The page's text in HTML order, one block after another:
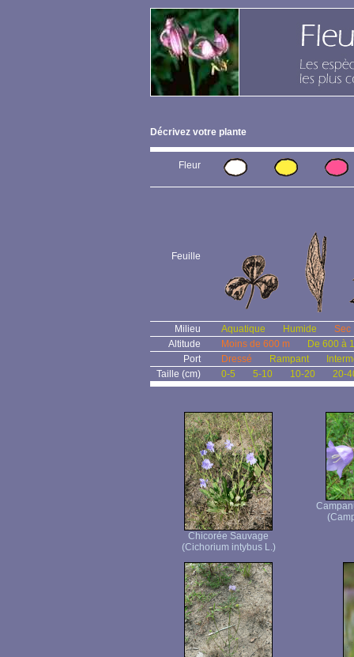
Décrivez votre plante
Fleur
Feuille
Milieu Aquatique Humide
Sec
Altitude
Moins de 600 m
De 600 à
Port
Dressé Rampant
Taille (cm)
0-5 5-10 10-20 20-
Chicorée Sauvage
(Cichorium intybus L.)